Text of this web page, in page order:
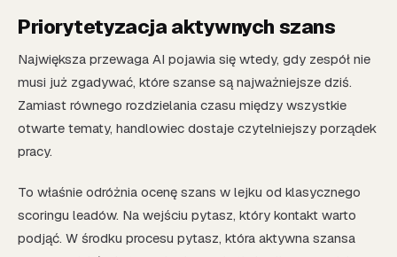
Priorytetyzacja aktywnych szans
Największa przewaga AI pojawia się wtedy, gdy zespół nie
musi już zgadywać, które szanse są najważniejsze dziś.
Zamiast równego rozdzielania czasu między wszystkie
otwarte tematy, handlowiec dostaje czytelniejszy porządek
pracy.
To właśnie odróżnia ocenę szans w lejku od klasycznego
scoringu leadów. Na wejściu pytasz, który kontakt warto
podjąć. W środku procesu pytasz, która aktywna szansa